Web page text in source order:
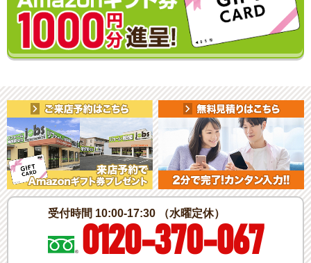
受付時間 10:00-17:30 （水曜定休）
0120-370-067